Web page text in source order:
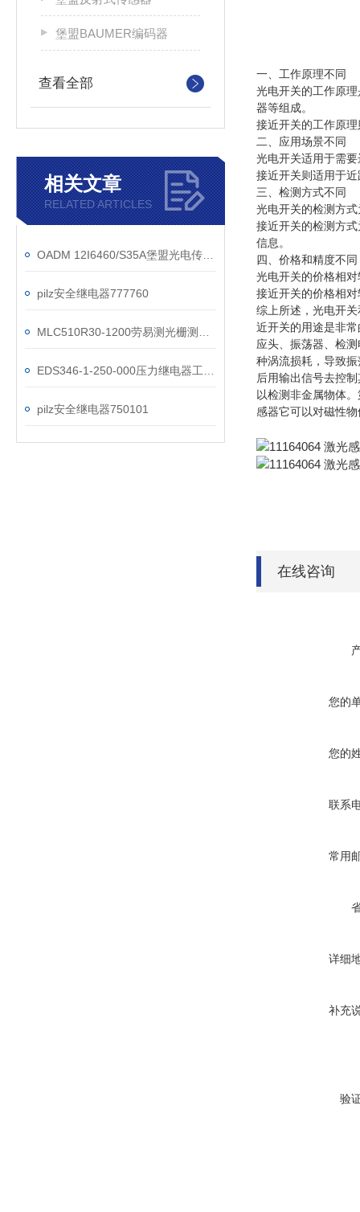
堡盟BAUMER编码器
查看全部
相关文章
RELATED ARTICLES
pilz安全继电器777760
pilz安全继电器750101
一、工作原理不同
光电开关的工作原
器等组成。
接近开关的工作原
二、应用场景不同
光电开关适用于需
接近开关则适用于
三、检测方式不同
光电开关的检测方
接近开关的检测方
信息。
四、价格和精度不同
光电开关的价格相
接近开关的价格相
综上所述，光电开
近开关的用途是非
应头、振荡器、检
种涡流损耗，导致
后用输出信号去控
以检测非金属物体
感器它可以对磁性
在线咨询
您的
您的
联系
常用
详细
补充
验